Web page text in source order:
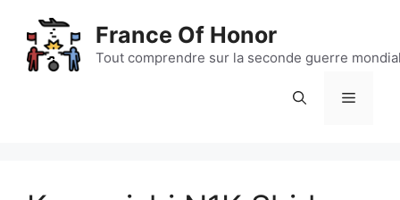
contenu
France Of Honor
Tout comprendre sur la seconde guerre
Menu